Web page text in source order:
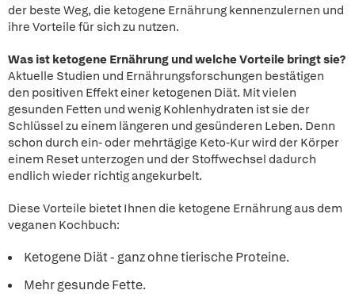
der beste Weg, die ketogene Ernährung kennenzulernen und
ihre Vorteile für sich zu nutzen.
Was ist ketogene Ernährung und welche Vorteile bringt sie?
Aktuelle Studien und Ernährungsforschungen bestätigen
den positiven Effekt einer ketogenen Diät. Mit vielen
gesunden Fetten und wenig Kohlenhydraten ist sie der
Schlüssel zu einem längeren und gesünderen Leben. Denn
schon durch ein- oder mehrtägige Keto-Kur wird der Körper
einem Reset unterzogen und der Stoffwechsel dadurch
endlich wieder richtig angekurbelt.
Diese Vorteile bietet Ihnen die ketogene Ernährung aus dem
veganen Kochbuch:
Ketogene Diät - ganz ohne tierische Proteine.
Mehr gesunde Fette.